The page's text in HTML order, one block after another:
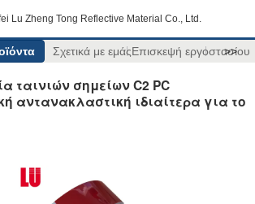
Lu Zheng Tong Reflective Material Co., Ltd.
Σχετικά με εμάςΕπισκεψή εργοστασίου
>>
ταινιών σημείων C2 PC
αντανακλαστική ιδιαίτερα για το